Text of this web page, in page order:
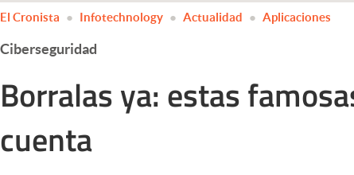
Apertura
Clima
El Cronista Infotechnology Actualidad Aplicaciones
Ciberseguridad
Borralas ya: estas
cuenta